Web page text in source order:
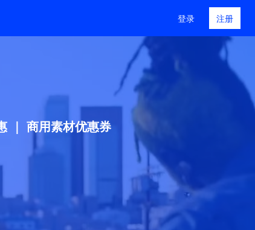
登录 注册